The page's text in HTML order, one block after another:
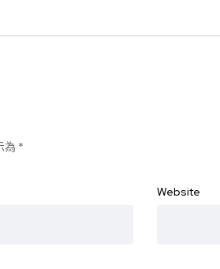
為 *
Website